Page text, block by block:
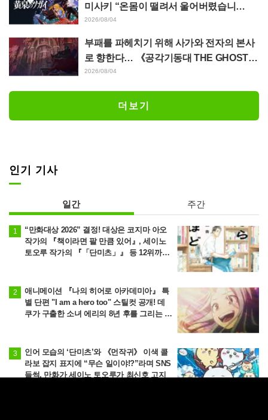
미사키 “온몸이 떨려서 울어버렸습니
다…” 제17화에서의 “혼신의 명연” 비하인
드를 밝히다
2026/08/04
부패를 파헤치기 위해 사가와 전자의 본사
로 향한다… 《공각기동대 THE GHOST I
N THE SHELL》 제5화 줄거리·장면 컷·에
2026/08/04
더보기
인기 기사
일간 주간
“만화대상 2026” 결정! 대상은 코지마 아오
작가의 『책이라면 팔 만큼 있어』, 세이노
토오루 작가의 『「단미츠」』 등 12위까지
애니메이션 『나의 히어로 아카데미아』 특
별 단편 "I am a hero too" 스틸컷 공개! 데
쿠가 구출한 소녀 에리의 8년 후를 그리는 이
인어 모습의 ‘단미츠’와 《먼작귀》 이색 콜
라보 잡지 표지에 “무슨 일이야!?”라며 SNS
들썩, 만화가 세이노 토오루가 최신호 고지